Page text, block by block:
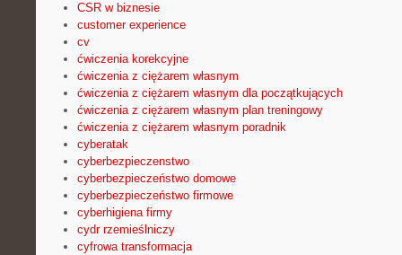
CSR w biznesie
customer experience
cv
ćwiczenia korekcyjne
ćwiczenia z ciężarem własnym
ćwiczenia z ciężarem własnym dla początkujących
ćwiczenia z ciężarem własnym plan treningowy
ćwiczenia z ciężarem własnym poradnik
cyberatak
cyberbezpieczenstwo
cyberbezpieczeństwo domowe
cyberbezpieczeństwo firmowe
cyberhigiena firmy
cydr rzemieślniczy
cyfrowa transformacja